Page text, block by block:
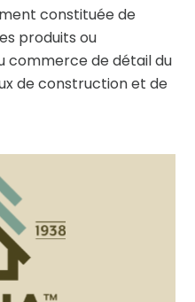
constituée de
produits ou
commerce de détail du
de construction et de